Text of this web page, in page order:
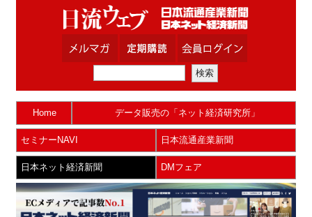
Home データ販売の「ネット経済研究所」
セミナーNAVI 日本流通産業新聞
日本ネット経済新聞 DMフェア